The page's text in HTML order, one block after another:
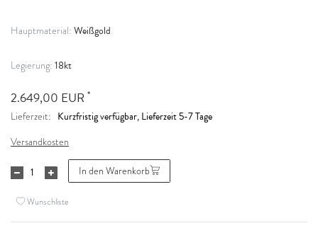
Hauptmaterial: Weißgold
Legierung: 18kt
2.649,00 EUR *
Lieferzeit: Kurzfristig verfügbar, Lieferzeit 5-7 Tage
Versandkosten
In den Warenkorb
Wunschliste